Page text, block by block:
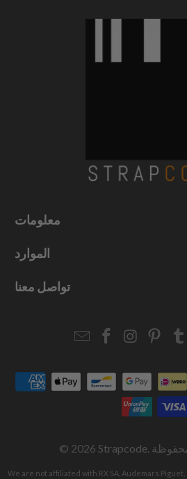
معلومات
الموارد
تواصل معنا
EmailStrapcode
Facebook
© 2026 Strapcode
We are not affiliated with RX SA, Audemars